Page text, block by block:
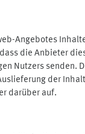
Angebotes
die Anbieter
Nutzers
der
darüber auf.